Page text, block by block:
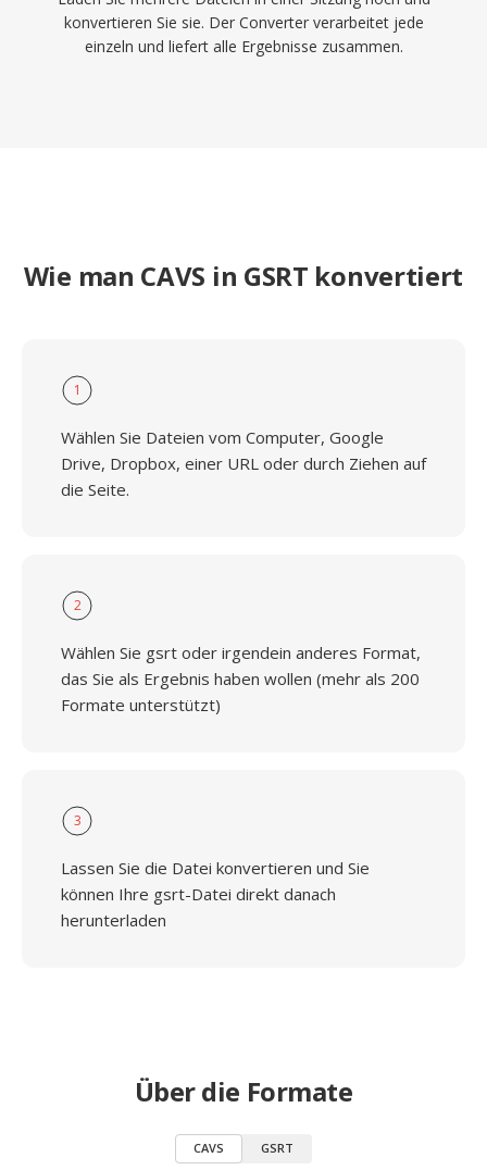
konvertieren Sie sie. Der Converter verarbeitet jede
einzeln und liefert alle Ergebnisse zusammen.
Wie man CAVS in GSRT konvertiert
1
Wählen Sie Dateien vom Computer, Google
Drive, Dropbox, einer URL oder durch Ziehen auf
die Seite.
2
Wählen Sie gsrt oder irgendein anderes Format,
das Sie als Ergebnis haben wollen (mehr als 200
Formate unterstützt)
3
Lassen Sie die Datei konvertieren und Sie
können Ihre gsrt-Datei direkt danach
herunterladen
Über die Formate
CAVS GSRT